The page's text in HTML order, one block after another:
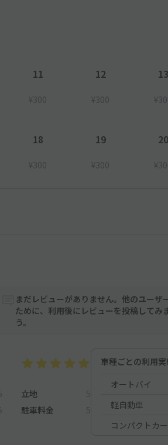
11
¥300
12
¥300
13
18
¥300
19
¥300
20
まだレビューがありません。他のユーザ
ために、利用後にレビューを投稿してみ
う。
立地
5
駐車料金 5
車種ごとの利用実
オートバイ
軽自動車
コンパクトカー